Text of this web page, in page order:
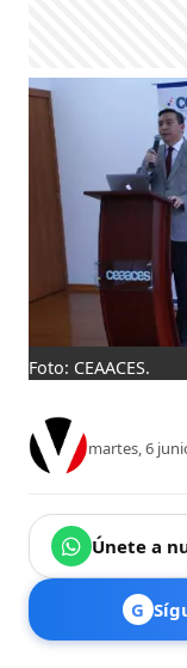
Foto: CEAACES.
martes, 6
Únete a
G